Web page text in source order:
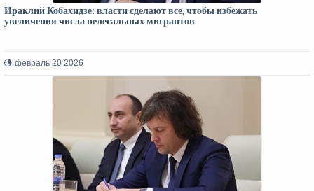
Ираклий Кобахидзе: власти сделают все, чтобы избежать
увеличения числа нелегальных мигрантов
февраль 20 2026